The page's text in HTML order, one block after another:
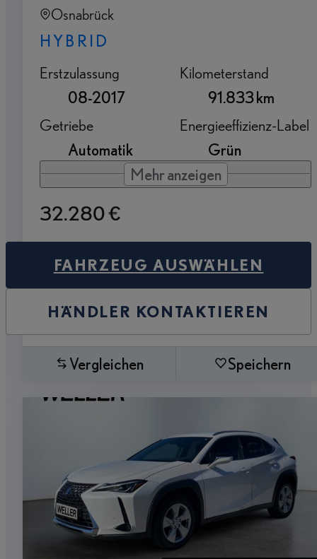
Osnabrück
HYBRID
Erstzulassung
08-2017
Kilometerstand
91.833 km
Getriebe
Automatik
Energieeffizienz-Label
Grün
Mehr anzeigen
32.280 €
FAHRZEUG AUSWÄHLEN
HÄNDLER KONTAKTIEREN
Vergleichen Speichern